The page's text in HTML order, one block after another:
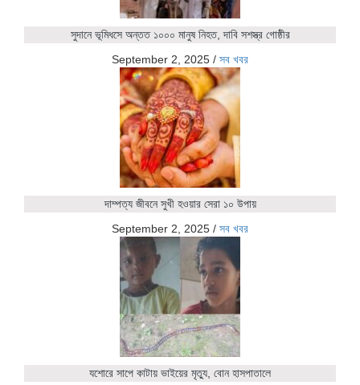
সুদানে ভূমিধসে অন্তত ১০০০ মানুষ নিহত, দাবি সশস্ত্র গোষ্ঠীর
September 2, 2025 / সব খবর
দাম্পত্য জীবনে সুখী হওয়ার সেরা ১০ উপায়
September 2, 2025 / সব খবর
যশোরে সাপে কাটায় ভাইয়ের মৃত্যু, বোন হাসপাতালে